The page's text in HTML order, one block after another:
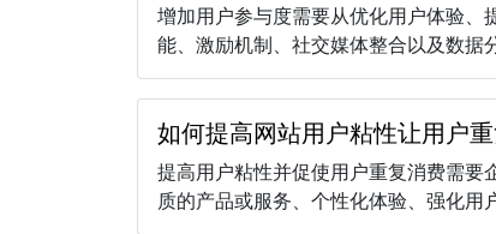
增加用户参与度需要从优化用户体验、
能、激励机制、社交媒体整合以及数据
如何提高网站用户粘性让用户
提高用户粘性并促使用户重复消费需要
质的产品或服务、个性化体验、强化用